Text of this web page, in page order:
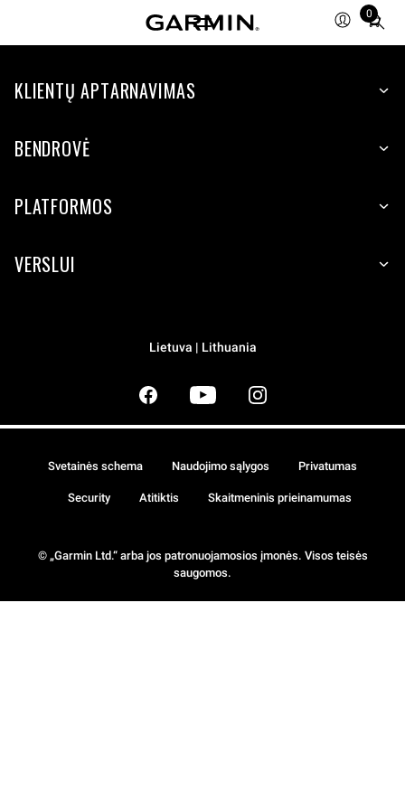
0
Total
items
cart:
KLIENTŲ APTARNAVIMAS
BENDROVĖ
PLATFORMOS
VERSLUI
Lietuva | Lithuania
© „Garmin Ltd.“ arba jos patronuojamosios įmonės. Visos teisės
saugomos.
Svetainės schema Naudojimo sąlygos Privatumas
Security Atitiktis Skaitmeninis prieinamumas